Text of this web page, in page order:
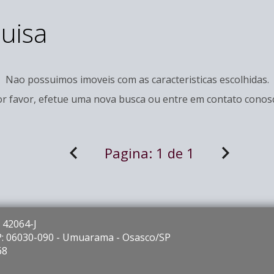
Nao possuimos imoveis com as caracteristicas escolhidas.
favor, efetue uma nova busca ou entre em contato
Pagina: 1 de 1
J
06030-090 - Umuarama - Osasco/SP